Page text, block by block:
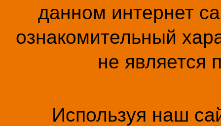
данном интернет
ознакомительный
не является
Используя наш